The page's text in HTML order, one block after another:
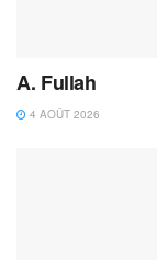
A. Fullah
4 AOÛT 2026